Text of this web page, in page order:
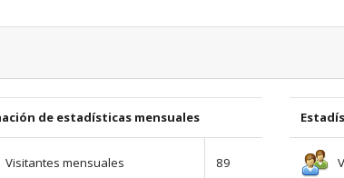
de estadísticas mensuales
Visitantes mensuales 89